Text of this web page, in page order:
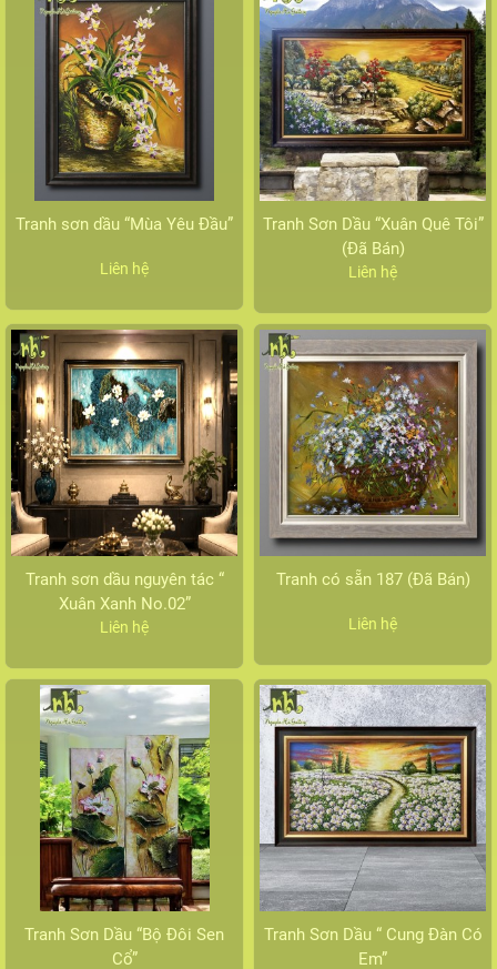
Tranh sơn dầu “Mùa Yêu Đầu”
Liên hệ
Tranh Sơn Dầu “Xuân Quê Tôi”
(Đã Bán)
Liên hệ
Tranh sơn dầu nguyên tác “
Xuân Xanh No.02”
Liên hệ
Tranh có sẵn 187 (Đã Bán)
Liên hệ
Tranh Sơn Dầu “Bộ Đôi Sen
Cổ”
Tranh Sơn Dầu “ Cung Đàn Có
Em”